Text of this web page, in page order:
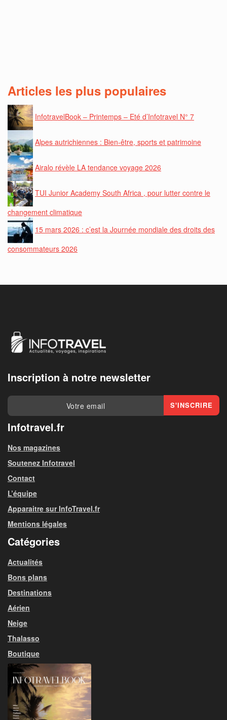
Articles les plus populaires
InfotravelBook – Printemps – Eté d’Infotravel N° 7
Alpes autrichiennes : Bien-être, sports et patrimoine
Airalo révèle LA tendance voyage 2026
TUI Junior Academy South Africa , pour lutter contre le
changement climatique
15 mars 2026 : c’est la Journée mondiale des droits des
consommateurs 2026
Inscription à notre newsletter
Infotravel.fr
Nos magazines
Soutenez Infotravel
Contact
L’équipe
Apparaitre sur InfoTravel.fr
Mentions légales
Catégories
Actualités
Bons plans
Destinations
Aérien
Neige
Thalasso
Boutique